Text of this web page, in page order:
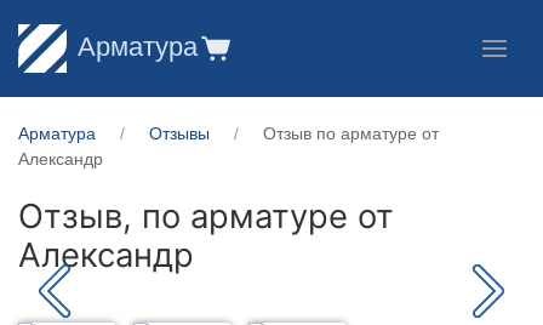
Арматура
Арматура Отзывы
Отзыв по арматуре от
Александр
Отзыв, по арматуре от
Александр